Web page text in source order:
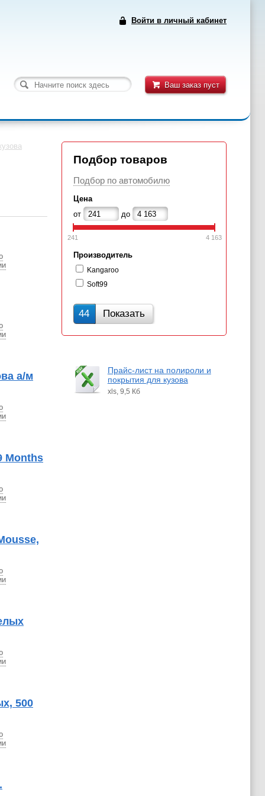
Войти в личный кабинет
Ваш заказ пуст
а/м
Months
500
Подбор товаров
Подбор по автомобилю
Цена
от
до
241 4 163
Производитель
Kangaroo
Soft99
44 Показать
Прайс-лист на полироли и
покрытия для кузова
xls, 9,5 Кб